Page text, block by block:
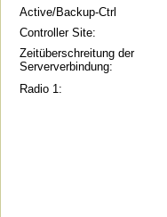
Active/Backup-Ctrl
Controller Site:
Zeitüberschreitung der
Serververbindung:
Radio 1: